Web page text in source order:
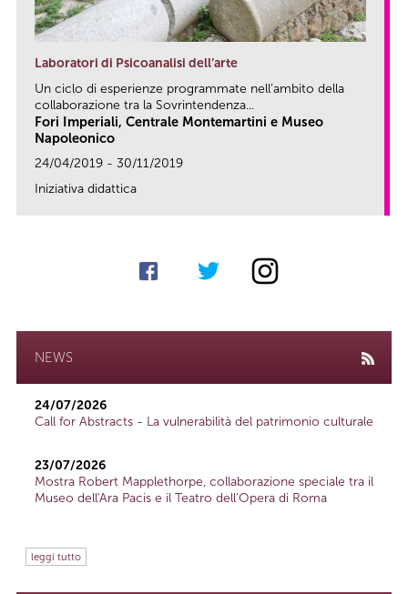
Laboratori di Psicoanalisi dell’arte
Un ciclo di esperienze programmate nell’ambito della
collaborazione tra la Sovrintendenza...
Fori Imperiali, Centrale Montemartini e Museo
Napoleonico
24/04/2019 - 30/11/2019
Iniziativa didattica
NEWS
24/07/2026
Call for Abstracts - La vulnerabilità del patrimonio culturale
23/07/2026
Mostra Robert Mapplethorpe, collaborazione speciale tra il
Museo dell'Ara Pacis e il Teatro dell'Opera di Roma
leggi tutto